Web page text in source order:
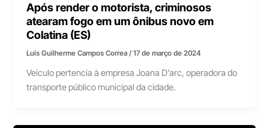
Após render o motorista, criminosos
atearam fogo em um ônibus novo em
Colatina (ES)
Luís Guilherme Campos Correa/17 de março de 2024
Veículo pertencia à empresa Joana D’arc, operadora do
transporte público municipal da cidade.